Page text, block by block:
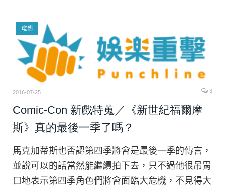
電影
2016-07-25 3
Comic-Con 新戲特蒐／《新世紀福爾摩
斯》真的最後一季了嗎？
馬克加蒂斯也否認第四季將會是最後一季的傳言，
並說可以的話當然能繼續拍下去，只不過他很吊胃
口地表示第四季角色們將會面臨大危機，不見得大